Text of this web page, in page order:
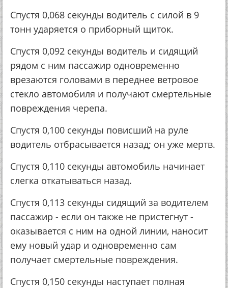
Спустя 0,068 секунды водитель с силой в 9
тонн ударяется о приборный щиток.
Спустя 0,092 секунды водитель и сидящий
рядом с ним пассажир одновременно
врезаются головами в переднее ветровое
стекло автомобиля и получают смертельные
повреждения черепа.
Спустя 0,100 секунды повисший на руле
водитель отбрасывается назад; он уже мертв.
Спустя 0,110 секунды автомобиль начинает
слегка откатываться назад.
Спустя 0,113 секунды сидящий за водителем
пассажир - если он также не пристегнут -
оказывается с ним на одной линии, наносит
ему новый удар и одновременно сам
получает смертельные повреждения.
Спустя 0,150 секунды наступает полная